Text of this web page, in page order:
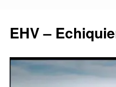
contenu
EHV –